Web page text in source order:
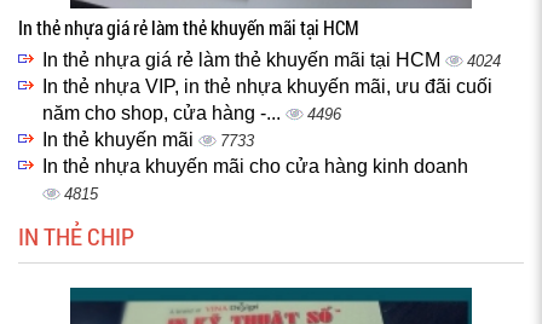
In thẻ nhựa giá rẻ làm thẻ khuyến mãi tại HCM
In thẻ nhựa giá rẻ làm thẻ khuyến mãi tại HCM 4024
In thẻ nhựa VIP, in thẻ nhựa khuyến mãi, ưu đãi cuối
năm cho shop, cửa hàng -...
4496
In thẻ khuyến mãi 7733
In thẻ nhựa khuyến mãi cho cửa hàng kinh doanh
4815
IN THẺ CHIP